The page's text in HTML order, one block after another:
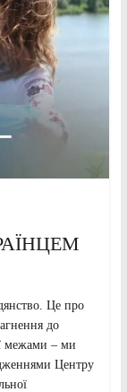
Це про
до
межами – ми
Центру